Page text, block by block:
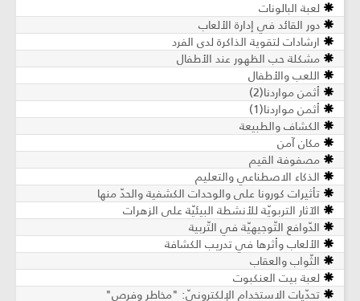
لعبة البالونات
دور القائد في إدارة الألعاب
ارشادات لتقوية الذاكرة لدى الفرد
مشكلة حب الظهور عند الأطفال
اللعب والأطفال
أثمن مواردنا(2)
أثمن مواردنا(1)
الكشاف والطبيعة
مكان آمن
مصفوفة القيم
الذكاء الاصطناعي والتعليم
تأثيرات كورونا على والوحدات الكشفية والحدّ منها
الآثار التربويّة للأنشطة البيئيّة على الزهرات
الدّوافع التّوجيهيّة في التّربية
الألعاب وأثرها في تدريب الكشافة
الثّواب والعقاب
لعبة بيت العنكبوت
تحدّيات الاستخدام الإلكترونيّ: "مخاطر وفرص"